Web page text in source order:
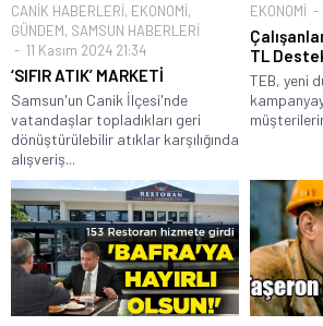
CANİK HABERLERİ, EKONOMİ,
GÜNDEM, SAMSUN HABERLERİ
11 Kasım 2024 21:34
‘SIFIR ATIK’ MARKETİ
Samsun'un Canik İlçesi'nde
vatandaşlar topladıkları geri
dönüştürülebilir atıklar karşılığında
alışveriş...
EKONOMİ
TL
TEB, yeni